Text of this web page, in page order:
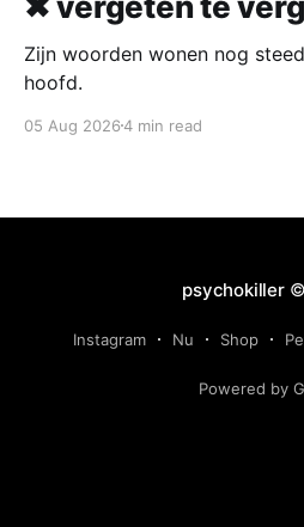
Zijn woorden wonen nog
hoofd.
05 Aug 20264 min read
psychokiller©
Instagram Nu Shop
Powered by